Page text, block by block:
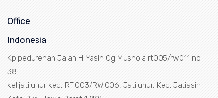
Office
Indonesia
Kp pedurenan Jalan H Yasin Gg Mushola rt005/rw011 no
38
kel jatiluhur kec, RT.003/RW.006, Jatiluhur, Kec. Jatiasih